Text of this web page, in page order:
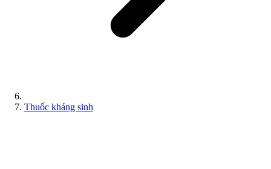
Thuốc kháng sinh